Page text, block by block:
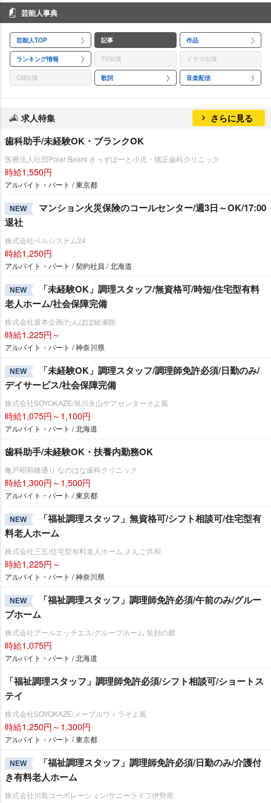
芸能人事典
芸能人TOP 記事 作品
ランキング情報 TV出演 ドラマ出演
CM出演 歌詞 音楽配信
求人特集 さらに見る
歯科助手/未経験OK・ブランクOK
医療法人社団Polar Bears きっずぽーと小児・矯正歯科クリニック
時給1,550円
アルバイト・パート / 東京都
NEW
マンション火災保険のコールセンター/週3日～OK/17:00
退社
株式会社ベルシステム24
時給1,250円
アルバイト・パート / 契約社員 / 北海道
NEW
「未経験OK」調理スタッフ/無資格可/時短/住宅型有料
老人ホーム/社会保障完備
株式会社坂本企画/たんぽぽ綾瀬館
時給1,225円～
アルバイト・パート / 神奈川県
NEW
「未経験OK」調理スタッフ/調理師免許必須/日勤のみ/
デイサービス/社会保障完備
株式会社SOYOKAZE/旭川永山ケアセンターそよ風
時給1,075円～1,100円
アルバイト・パート / 北海道
歯科助手/未経験OK・扶養内勤務OK
亀戸昭和橋通り なのはな歯科クリニック
時給1,300円～1,500円
アルバイト・パート / 東京都
NEW
「福祉調理スタッフ」無資格可/シフト相談可/住宅型有
料老人ホーム
株式会社三五/住宅型有料老人ホーム さんご共和
時給1,225円～
アルバイト・パート / 神奈川県
NEW
「福祉調理スタッフ」調理師免許必須/午前のみ/グルー
プホーム
株式会社アールエッチエス/グループホーム 笑顔の郷
時給1,075円
アルバイト・パート / 北海道
「福祉調理スタッフ」調理師免許必須/シフト相談可/ショートス
テイ
株式会社SOYOKAZE/メープルヴィラそよ風
時給1,250円～1,300円
アルバイト・パート / 東京都
NEW
「福祉調理スタッフ」調理師免許必須/日勤のみ/介護付
き有料老人ホーム
株式会社川島コーポレーション/サニーライフ伊勢原